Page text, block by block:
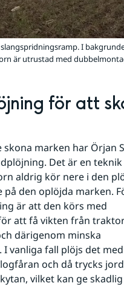
I
är utrustad med
för att
marken har Örjan
Det är en teknik
aldrig kör nere i den
på den oplöjda marken.
är att den körs med
att få vikten från
därigenom minska
vanliga fall plöjs det
och då trycks
vilket kan ge